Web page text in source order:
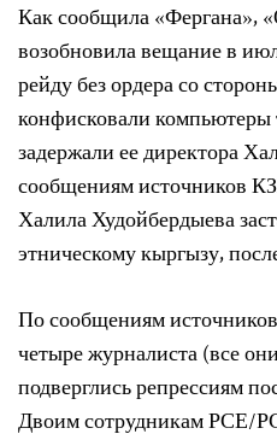
Как сообщила «Фергана»,
возобновила вещание в
рейду без ордера со
конфисковали
задержали ее директора
сообщениям источников
Халила Худойбердыева
этническому кыргызу,
По сообщениям
четыре журналиста (все
подверглись репрессиям
Двоим сотрудникам РСЕ/